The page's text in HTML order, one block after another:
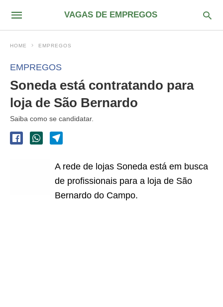
VAGAS DE EMPREGOS
HOME EMPREGOS
EMPREGOS
Soneda está contratando para
loja de São Bernardo
Saiba como se candidatar.
A rede de lojas Soneda está em busca
de profissionais para a loja de São
Bernardo do Campo.